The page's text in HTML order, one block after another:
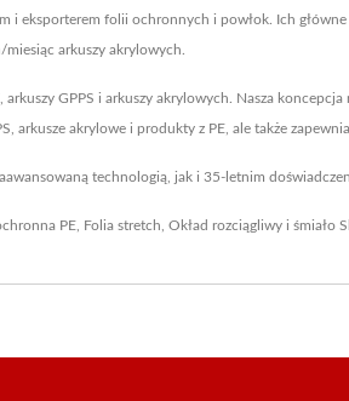
eksporterem folii ochronnych i powłok. Ich główne
arkuszy akrylowych.
GPPS i arkuszy akrylowych. Nasza
akrylowe i produkty z PE, ale także
technologią, jak i 35-letnim
PE Folia stretch Okład rozciągliwy i śmiało